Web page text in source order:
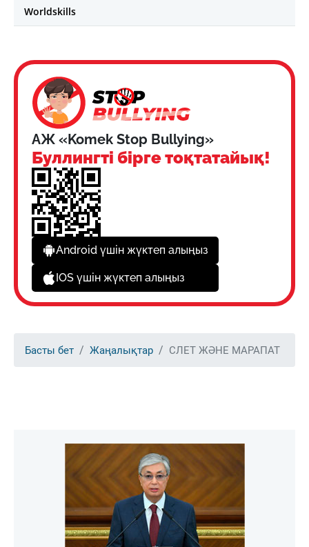
Worldskills
АЖ «Komek Stop Bullying»
Буллингті бірге тоқтатайық!
Android үшін жүктеп алыңыз
IOS үшін жүктеп алыңыз
Басты бет Жаңалықтар СЛЕТ ЖӘНЕ МАРАПАТ